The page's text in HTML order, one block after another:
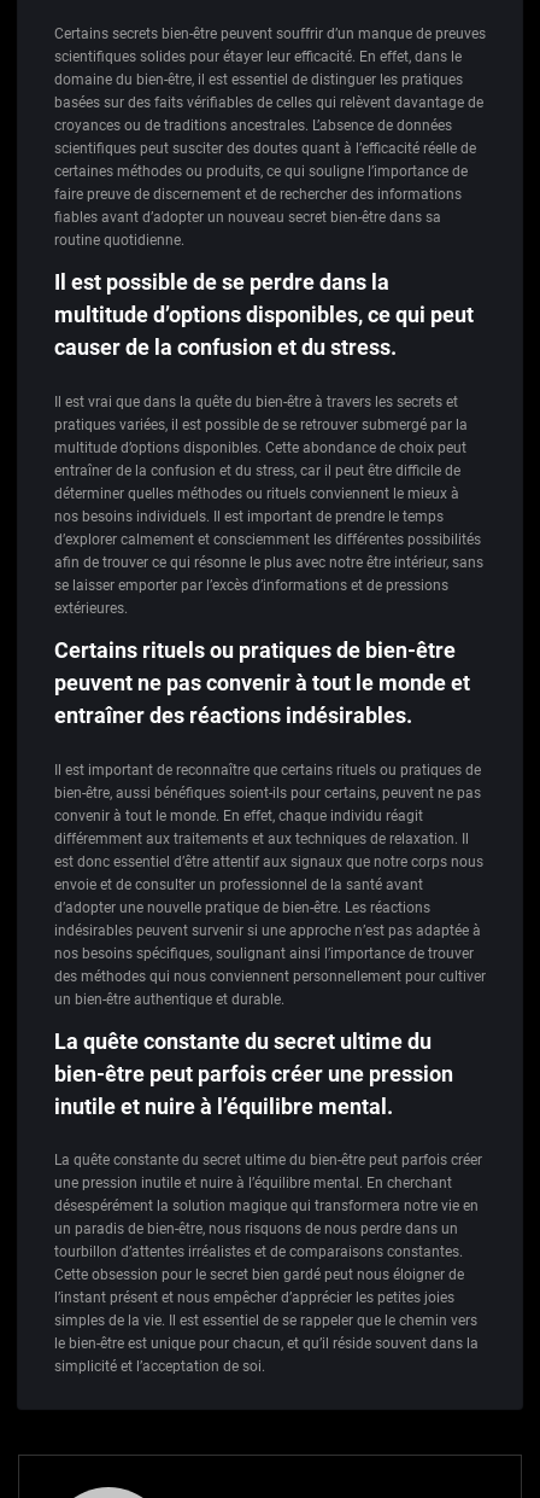
Certains secrets bien-être peuvent souffrir d’un manque de preuves
scientifiques solides pour étayer leur efficacité. En effet, dans le
domaine du bien-être, il est essentiel de distinguer les pratiques
basées sur des faits vérifiables de celles qui relèvent davantage de
croyances ou de traditions ancestrales. L’absence de données
scientifiques peut susciter des doutes quant à l’efficacité réelle de
certaines méthodes ou produits, ce qui souligne l’importance de
faire preuve de discernement et de rechercher des informations
fiables avant d’adopter un nouveau secret bien-être dans sa
routine quotidienne.
Il est possible de se perdre dans la
multitude d’options disponibles, ce qui peut
causer de la confusion et du stress.
Il est vrai que dans la quête du bien-être à travers les secrets et
pratiques variées, il est possible de se retrouver submergé par la
multitude d’options disponibles. Cette abondance de choix peut
entraîner de la confusion et du stress, car il peut être difficile de
déterminer quelles méthodes ou rituels conviennent le mieux à
nos besoins individuels. Il est important de prendre le temps
d’explorer calmement et consciemment les différentes possibilités
afin de trouver ce qui résonne le plus avec notre être intérieur, sans
se laisser emporter par l’excès d’informations et de pressions
extérieures.
Certains rituels ou pratiques de bien-être
peuvent ne pas convenir à tout le monde et
entraîner des réactions indésirables.
Il est important de reconnaître que certains rituels ou pratiques de
bien-être, aussi bénéfiques soient-ils pour certains, peuvent ne pas
convenir à tout le monde. En effet, chaque individu réagit
différemment aux traitements et aux techniques de relaxation. Il
est donc essentiel d’être attentif aux signaux que notre corps nous
envoie et de consulter un professionnel de la santé avant
d’adopter une nouvelle pratique de bien-être. Les réactions
indésirables peuvent survenir si une approche n’est pas adaptée à
nos besoins spécifiques, soulignant ainsi l’importance de trouver
des méthodes qui nous conviennent personnellement pour cultiver
un bien-être authentique et durable.
La quête constante du secret ultime du
bien-être peut parfois créer une pression
inutile et nuire à l’équilibre mental.
La quête constante du secret ultime du bien-être peut parfois créer
une pression inutile et nuire à l’équilibre mental. En cherchant
désespérément la solution magique qui transformera notre vie en
un paradis de bien-être, nous risquons de nous perdre dans un
tourbillon d’attentes irréalistes et de comparaisons constantes.
Cette obsession pour le secret bien gardé peut nous éloigner de
l’instant présent et nous empêcher d’apprécier les petites joies
simples de la vie. Il est essentiel de se rappeler que le chemin vers
le bien-être est unique pour chacun, et qu’il réside souvent dans la
simplicité et l’acceptation de soi.